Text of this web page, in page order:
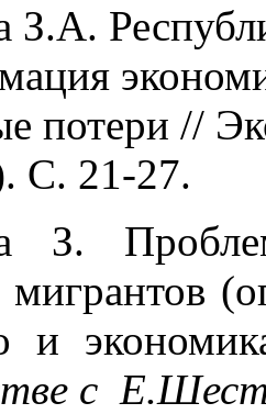
З.А.
потери //
С. 21-27.
З.
мигрантов
и
с